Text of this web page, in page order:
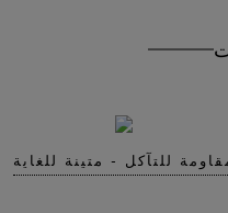
للتآكل - متينة للغاية